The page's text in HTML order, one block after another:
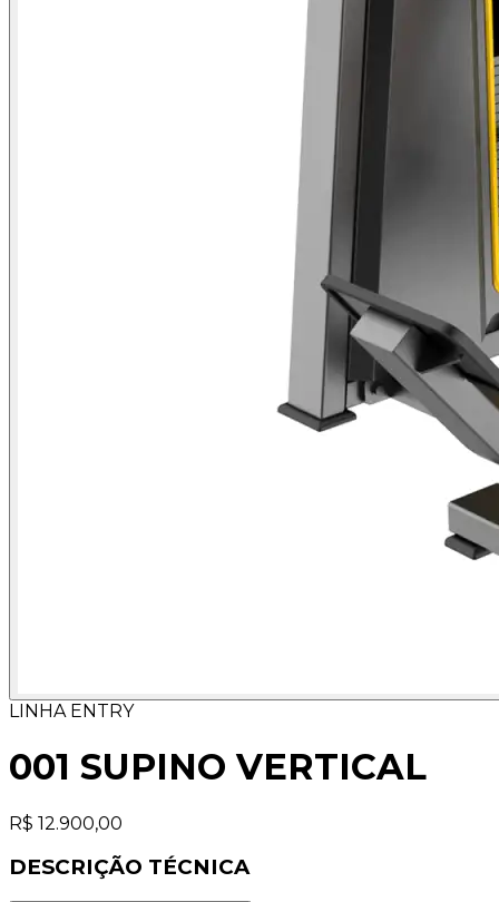
LINHA ENTRY
001 SUPINO VERTICAL
R$ 12.900,00
DESCRIÇÃO TÉCNICA